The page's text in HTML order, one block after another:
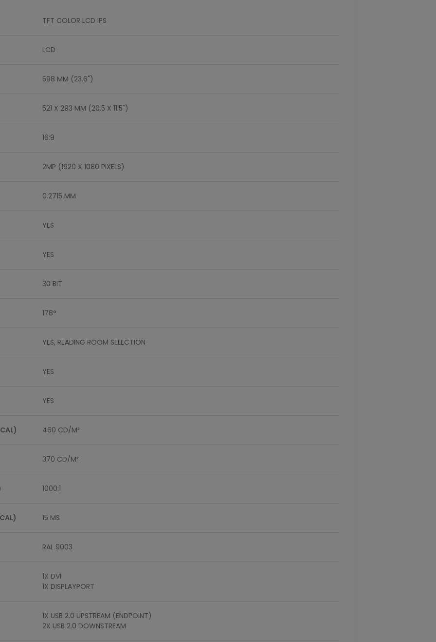
TFT COLOR LCD IPS
LCD
598 MM (23.6")
521 X 293 MM (20.5 X 11.5")
16:9
2MP (1920 X 1080 PIXELS)
0.2715 MM
YES
YES
30 BIT
178°
YES, READING ROOM SELECTION
YES
YES
460 CD/M²
370 CD/M²
1000:1
15 MS
RAL 9003
1X DVI
1X DISPLAYPORT
1X USB 2.0 UPSTREAM (ENDPOINT)
2X USB 2.0 DOWNSTREAM